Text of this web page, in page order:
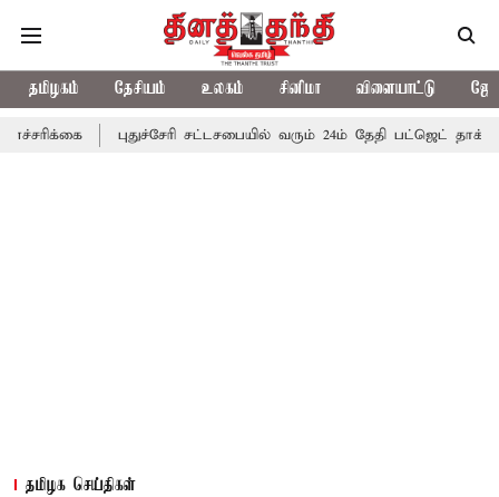
தமிழகம் தேசியம் உலகம் சினிமா விளையாட்டு
புதுச்சேரி சட்டசபையில் வரும் 24ம் தேதி பட்ஜெட் தாக்கல்
தமிழக செய்திகள்